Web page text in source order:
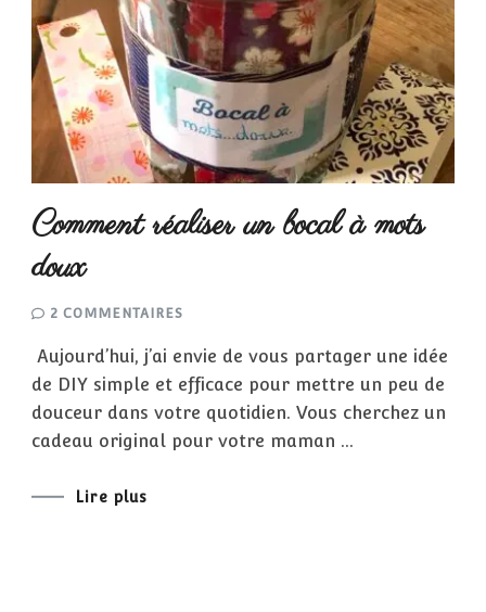
Comment réaliser un bocal à mots
doux
2 COMMENTAIRES
UN
BOCAL
À
DOUX
Aujourd’hui, j’ai envie de vous partager une idée
de DIY simple et efficace pour mettre un peu de
douceur dans votre quotidien. Vous cherchez un
cadeau original pour votre maman …
Lire plus